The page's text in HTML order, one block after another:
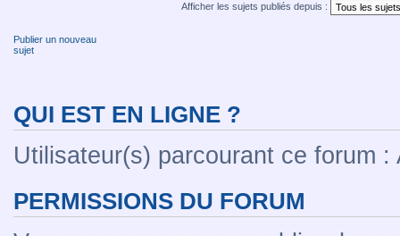
Afficher les sujets publiés depuis :
Publier un nouveau
sujet
QUI EST EN LIGNE ?
Utilisateur(s) parcourant ce forum
PERMISSIONS DU FORUM